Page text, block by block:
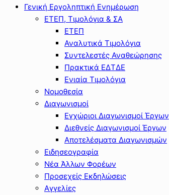
Γενική Εργοληπτική Ενημέρωση
ΕΤΕΠ, Τιμολόγια & ΣΑ
ΕΤΕΠ
Αναλυτικά Τιμολόγια
Συντελεστές Αναθεώρησης
Πρακτικά ΕΔΤΔΕ
Ενιαία Τιμολόγια
Νομοθεσία
Διαγωνισμοί
Εγχώριοι Διαγωνισμοί Έργων
Διεθνείς Διαγωνισμοί Έργων
Αποτελέσματα Διαγωνισμών
Ειδησεογραφία
Νέα Άλλων Φορέων
Προσεχείς Εκδηλώσεις
Αγγελίες